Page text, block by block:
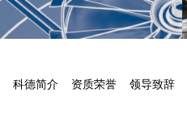
科德简介 资质荣誉 领导致辞